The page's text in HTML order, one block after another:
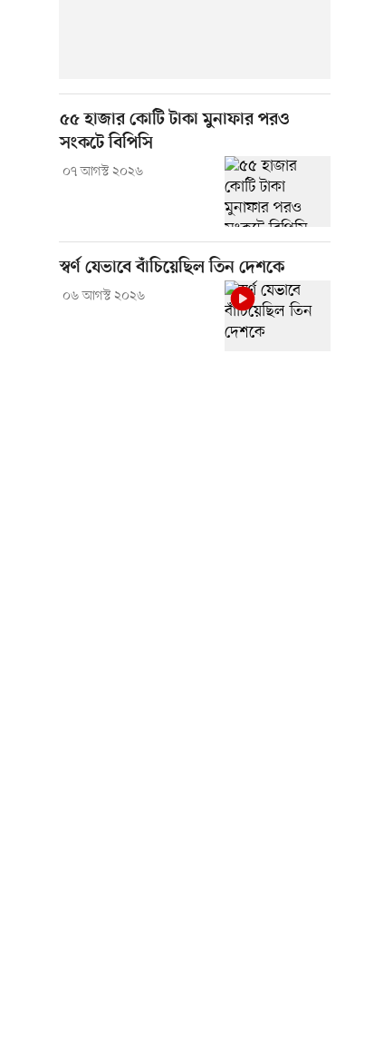
৫৫ হাজার কোটি টাকা মুনাফার পরও
সংকটে বিপিসি
০৭ আগস্ট ২০২৬
স্বর্ণ যেভাবে বাঁচিয়েছিল তিন দেশকে
০৬ আগস্ট ২০২৬